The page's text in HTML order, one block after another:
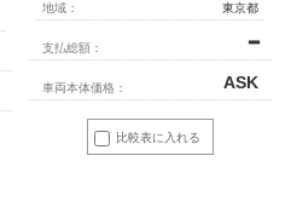
比較表に入れる
地域：
東京都
支払総額： ━
車両本体価格： ASK